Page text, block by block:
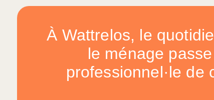
À Wattrelos, le
le ménage
professionnel·le